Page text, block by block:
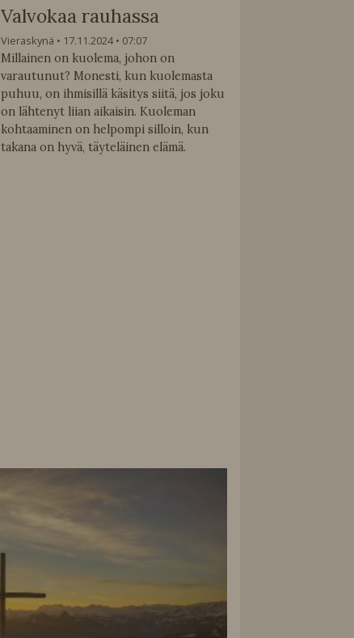
Valvokaa rauhassa
Vieraskynä 17.11.2024
07:07
Millainen on kuolema, johon on
varautunut? Monesti, kun kuolemasta
puhuu, on ihmisillä käsitys siitä, jos joku
on lähtenyt liian aikaisin. Kuoleman
kohtaaminen on helpompi silloin, kun
takana on hyvä, täyteläinen elämä.